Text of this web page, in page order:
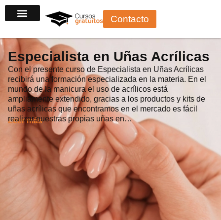
al
Contacto
Especialista en Uñas Acrílicas
Con el presente curso de Especialista en Uñas Acrílicas
recibirá una formación especializada en la materia. En el
mundo de la manicura el uso de acrílicos está
ampliamente extendido, gracias a los productos y kits de
uñas acrílicas que encontramos en el mercado es fácil
realizar nuestras propias uñas en…
Leer más